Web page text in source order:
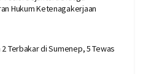
Hukum Ketenagakerjaan
Terbakar di Sumenep, 5 Tewas